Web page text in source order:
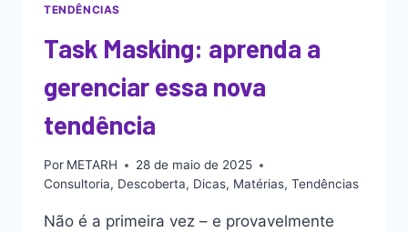
TENDÊNCIAS
Task Masking: aprenda a
gerenciar essa nova
tendência
Por METARH
28 de maio de 2025
Consultoria, Descoberta, Dicas, Matérias, Tendências
Não é a primeira vez – e provavelmente